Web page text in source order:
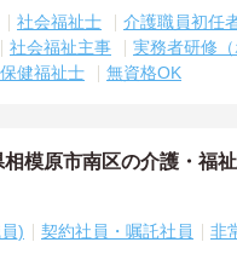
社会福祉士
介護職員初任
社会福祉主事
実務者研修
健福祉士 無資格OK
相模原市南区の介護・福
) 契約社員・嘱託社員
非